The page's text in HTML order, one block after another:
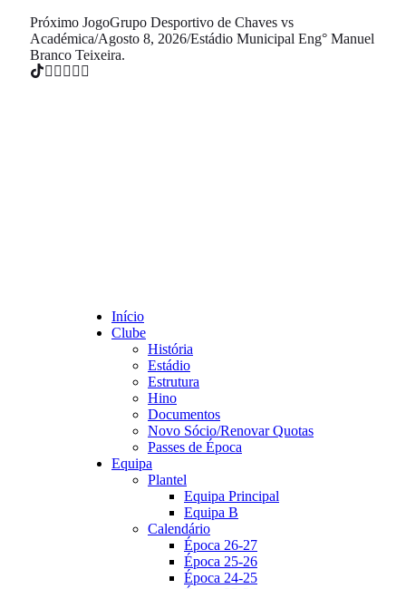
Próximo JogoGrupo Desportivo de Chaves vs
Académica/Agosto 8, 2026/Estádio Municipal Eng° Manuel
Branco Teixeira.
Início
Clube
História
Estádio
Estrutura
Hino
Documentos
Novo Sócio/Renovar Quotas
Passes de Época
Equipa
Plantel
Equipa Principal
Equipa B
Calendário
Época 26-27
Época 25-26
Época 24-25